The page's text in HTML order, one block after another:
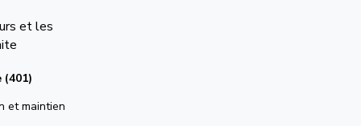
et les
(401)
et maintien